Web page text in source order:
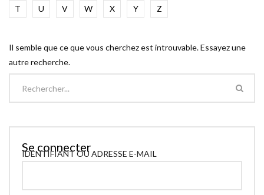
T U V W X Y Z
Il semble que ce que vous cherchez est introuvable. Essayez une
autre recherche.
Se connecter
IDENTIFIANT OU ADRESSE E-MAIL